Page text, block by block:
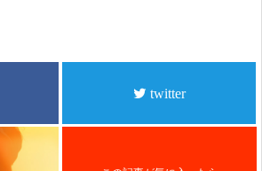
twitter